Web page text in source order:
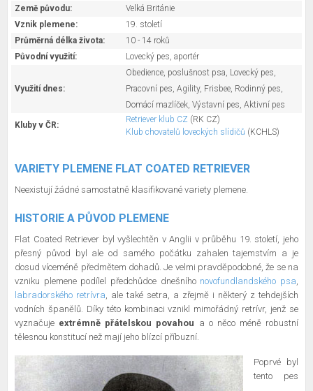
Země původu:
Velká Británie
Vznik plemene:
19. století
Průměrná délka života:
10 - 14 roků
Původní využití:
Lovecký pes, aportér
Využití dnes:
Obedience, poslušnost psa, Lovecký pes,
Pracovní pes, Agility, Frisbee, Rodinný pes,
Domácí mazlíček, Výstavní pes, Aktivní pes
Kluby v ČR:
Retriever klub CZ (RK CZ)
Klub chovatelů loveckých slídičů (KCHLS)
VARIETY PLEMENE FLAT COATED RETRIEVER
Neexistují žádné samostatně klasifikované variety plemene.
HISTORIE A PŮVOD PLEMENE
Flat Coated Retriever byl vyšlechtěn v Anglii v průběhu 19. století, jeho
přesný původ byl ale od samého počátku zahalen tajemstvím a je
dosud víceméně předmětem dohadů. Je velmi pravděpodobné, že se na
vzniku plemene podílel předchůdce dnešního novofundlandského psa,
labradorského retrívra, ale také setra, a zřejmě i některý z tehdejších
vodních španělů. Díky této kombinaci vznikl mimořádný retrívr, jenž se
vyznačuje extrémně přátelskou povahou a o něco méně robustní
tělesnou konstitucí než mají jeho blízcí příbuzní.
Poprvé byl
tento pes